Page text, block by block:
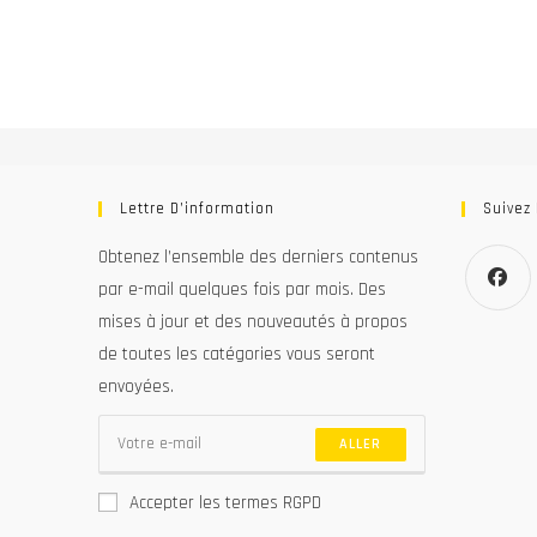
Lettre D’information
Obtenez l’ensemble des derniers contenus
par e-mail quelques fois par mois. Des
mises à jour et des nouveautés à propos
de toutes les catégories vous seront
envoyées.
ALLER
Accepter les termes RGPD
Suivez